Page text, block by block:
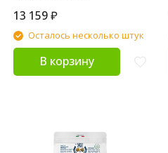
13 159₽
Осталось несколько штук
В корзину